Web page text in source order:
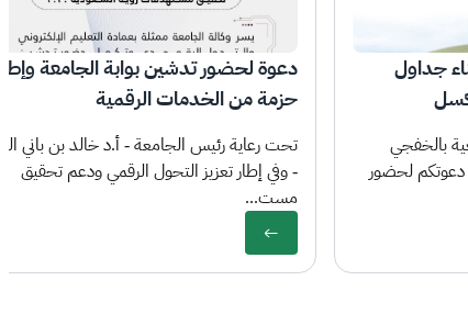
جداول
بالخفجي
دعوتكم لحضور
دعوة لحضور تدشين بوابة الجامعة
حزمة من الخدمات الرقمية
تحت رعاية رئيس الجامعة - أ.د خالد بن باني
- وفي إطار تعزيز التحول الرقمي ودعم تحقيق
مست...